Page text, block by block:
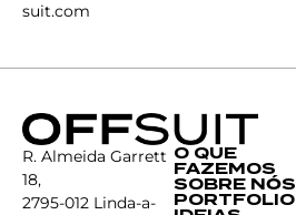
suit.com
R. Almeida Garrett
18,
2795-012 Linda-a-
O QUE
FAZEMOS
SOBRE NÓS
PORTFOLIO